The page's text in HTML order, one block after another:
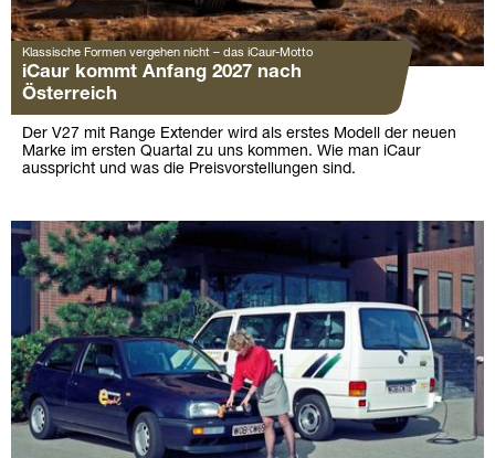
Klassische Formen vergehen nicht – das iCaur-Motto
iCaur kommt Anfang 2027 nach
Österreich
Der V27 mit Range Extender wird als erstes Modell der neuen
Marke im ersten Quartal zu uns kommen. Wie man iCaur
ausspricht und was die Preisvorstellungen sind.